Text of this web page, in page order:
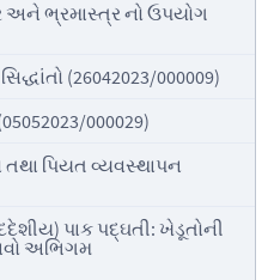
અને ભ્રમાસ્ત્ર નો ઉપયોગ
(26042023/000009)
000029)
તથા પિયત વ્યવસ્થાપન
પાક પદ્ઘતી: ખેડૂતોની
અભિગમ